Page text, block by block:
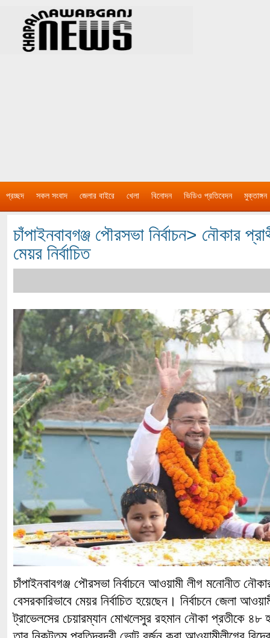
প্রচ্ছদ সকল সংবাদ জেলার বাইরে খেলা বিনোদন ভিডিও প্রতিবেদন মুক্তাঙ্গন
চাঁপাইনবাবগঞ্জ পৌরসভা নির্বাচন> নৌকার
মেয়র নির্বাচিত
চাঁপাইনবাবগঞ্জ পৌরসভা নির্বাচনে আওয়ামী লীগ মনোনীত
বেসরকারিভাবে মেয়র নির্বাচিত হয়েছেন। নির্বাচনে জেলা
ট্রাভেলসের চেয়ারম্যান মোখলেসুর রহমান নৌকা প্রতীকে